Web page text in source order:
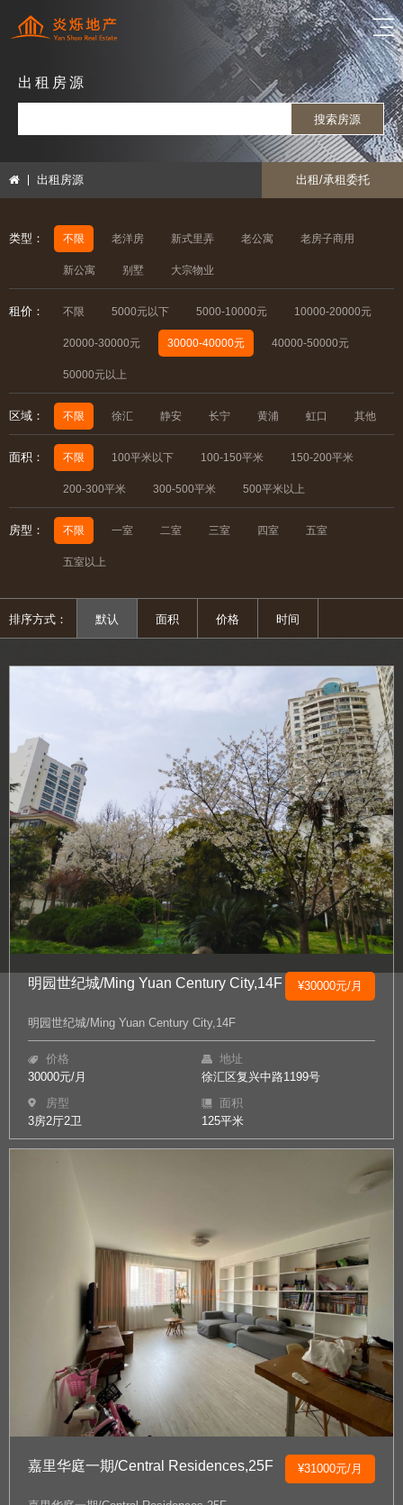
出租房源
搜索房源
出租房源 出租/承租委托
类型： 不限 老洋房 新式里弄 老公寓 老房子商用
新公寓 别墅 大宗物业
租价： 不限 5000元以下 5000-10000元 10000-20000元
20000-30000元 30000-40000元 40000-50000元
50000元以上
区域： 不限 徐汇 静安 长宁 黄浦 虹口 其他
面积： 不限 100平米以下 100-150平米 150-200平米
200-300平米 300-500平米 500平米以上
房型： 不限 一室 二室 三室 四室 五室
五室以上
排序方式： 默认 面积 价格 时间
明园世纪城/Ming Yuan Century City,14F ¥30000元/月
明园世纪城/Ming Yuan Century City,14F
价格
30000元/月
地址
徐汇区复兴中路1199号
房型
3房2厅2卫
面积
125平米
嘉里华庭一期/Central Residences,25F ¥31000元/月